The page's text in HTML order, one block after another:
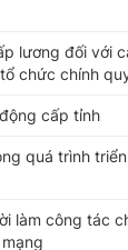
lương đối với
chức chính
cấp tỉnh
quá trình
làm công tác